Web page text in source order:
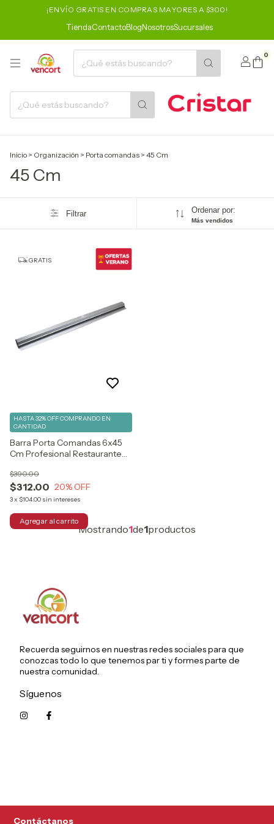
¡ENVÍO GRATIS EN COMPRAS MAYORES A $300!
TiendaContactoBlogNosotrosSucursales
0
Inicio > Organización > Porta comandas > 45 Cm
45 Cm
Filtrar Ordenar por:
Más vendidos
GRATIS
Barra Porta Comandas 6x45
Cm Profesional Restaurante
$312.00
$390.00
20% OFF
3x $104.00 sin intereses
HASTA 32% OFFCOMPRANDO EN
CANTIDAD
Mostrando1de1productos
Recuerda seguirnos en nuestras redes sociales para que
conozcas todo lo que tenemos par ti y formes parte de
nuestra comunidad.
Síguenos
Contáctanos